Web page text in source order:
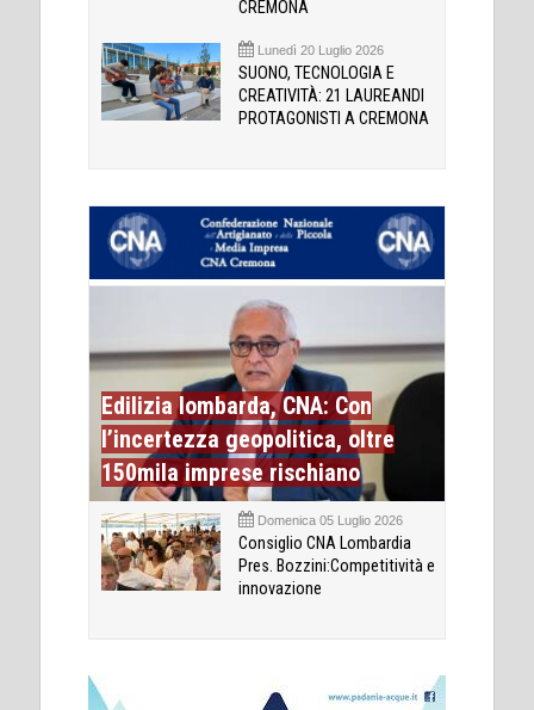
CREMONA
Lunedì 20 Luglio 2026
SUONO, TECNOLOGIA E
CREATIVITÀ: 21 LAUREANDI
PROTAGONISTI A CREMONA
Edilizia lombarda, CNA: Con
l’incertezza geopolitica, oltre
150mila imprese rischiano
Domenica 05 Luglio 2026
Consiglio CNA Lombardia
Pres. Bozzini:Competitività e
innovazione